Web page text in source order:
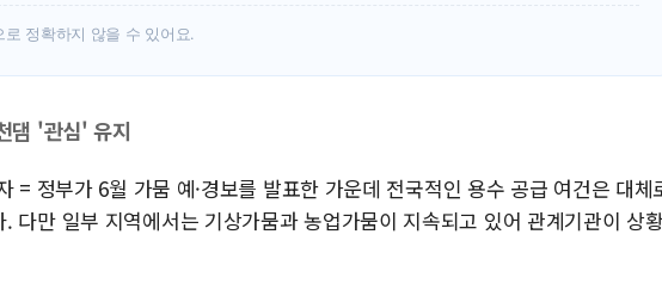
정확하지 않을 수 있어요.
댐 '관심' 유지
= 정부가 6월 가뭄 예·경보를 발표한 가운데 전국적인 용수 공급 여건은 대체
다만 일부 지역에서는 기상가뭄과 농업가뭄이 지속되고 있어 관계기관이 상